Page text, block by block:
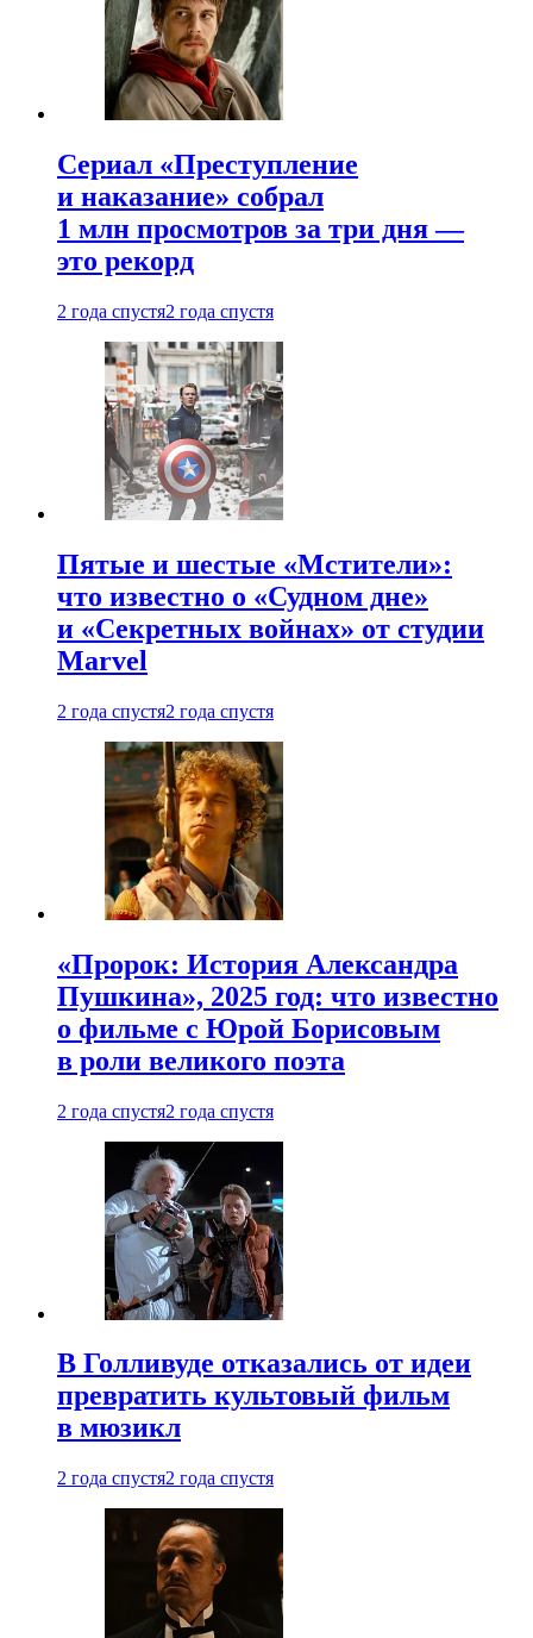
Сериал «Преступление
и наказание» собрал
1 млн просмотров за три дня —
это рекорд
2 года спустя2 года спустя
Пятые и шестые «Мстители»:
что известно о «Судном дне»
и «Секретных войнах» от студии
Marvel
2 года спустя2 года спустя
«Пророк: История Александра
Пушкина», 2025 год: что известно
о фильме с Юрой Борисовым
в роли великого поэта
2 года спустя2 года спустя
В Голливуде отказались от идеи
превратить культовый фильм
в мюзикл
2 года спустя2 года спустя